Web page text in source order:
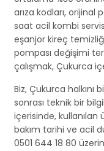
arıza kodları,
saat acil kombi
eşanjör kireç
pompası değişimi
çalışmak, Çukurca
Biz, Çukurca halkını
sonrası teknik bir
içerisinde, kullanılan
bakım tarihi ve acil
0501 644 18 80